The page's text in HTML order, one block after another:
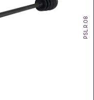
PSL.R.08